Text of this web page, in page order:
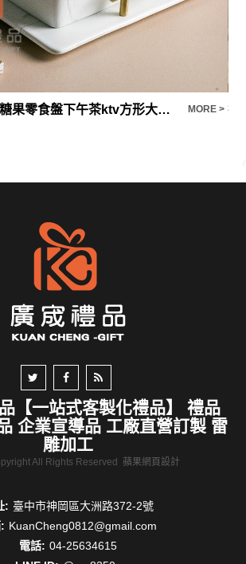
禮品推薦 輕奢風糖果零食盤下午茶ktv方形大號陶瓷堅果分格乾果盤 MORE >
【一站式客製化禮品】 禮品
企業宣導品 工廠直營訂製 雷
雕加工
All Rights Reserved 蘋果網頁設計
: 臺中市神岡區大洲路372-2號
KuanCheng0812@gmail.com
電話: 04-25634615